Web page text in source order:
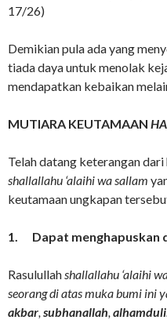
17/26)
Demikian pula ada yang
tiada daya untuk menolak
mendapatkan kebaikan
MUTIARA KEUTAMAAN
Telah datang keterangan
shallallahu ‘alaihi wa sallam
keutamaan ungkapan
1. Dapat menghapuskan
Rasulullahshallallahu ‘alaihi
seorang di atas muka bumi ini
akbar, subhanallah,